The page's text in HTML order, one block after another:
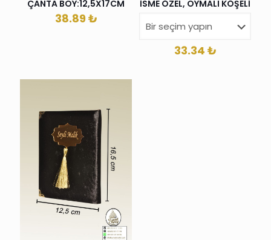
ÇANTA BOY:12,5X17CM
38.89 ₺
İSME ÖZEL, OYMALI KÖŞELİ
33.34 ₺